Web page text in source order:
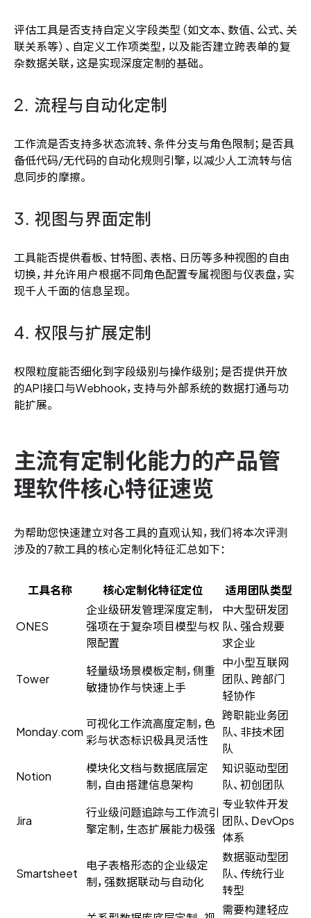
评估工具是否支持自定义字段类型（如文本、数值、公式、关
联关系等）、自定义工作项类型，以及能否建立跨表单的复
杂数据关联，这是实现深度定制的基础。
2. 流程与自动化定制
工作流是否支持多状态流转、条件分支与角色限制；是否具
备低代码/无代码的自动化规则引擎，以减少人工流转与信
息同步的摩擦。
3. 视图与界面定制
工具能否提供看板、甘特图、表格、日历等多种视图的自由
切换，并允许用户根据不同角色配置专属视图与仪表盘，实
现千人千面的信息呈现。
4. 权限与扩展定制
权限粒度能否细化到字段级别与操作级别；是否提供开放
的API接口与Webhook，支持与外部系统的数据打通与功
能扩展。
主流有定制化能力的产品管
理软件核心特征速览
为帮助您快速建立对各工具的直观认知，我们将本次评测
涉及的7款工具的核心定制化特征汇总如下：
工具名称 核心定制化特征定位 适用团队类型
ONES
企业级研发管理深度定制，
强项在于复杂项目模型与权
限配置
中大型研发团
队、强合规要
求企业
Tower
轻量级场景模板定制，侧重
敏捷协作与快速上手
中小型互联网
团队、跨部门
轻协作
Monday.com
可视化工作流高度定制，色
彩与状态标识极具灵活性
跨职能业务团
队、非技术团
队
Notion
模块化文档与数据底层定
制，自由搭建信息架构
知识驱动型团
队、初创团队
Jira
行业级问题追踪与工作流引
擎定制，生态扩展能力极强
专业软件开发
团队、DevOps
体系
Smartsheet
电子表格形态的企业级定
制，强数据联动与自动化
数据驱动型团
队、传统行业
转型
需要构建轻应